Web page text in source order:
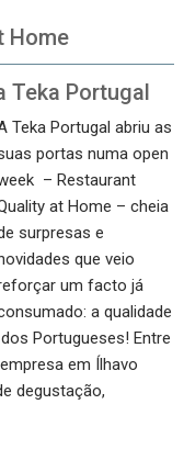
Home
Teka Portugal
Teka Portugal abriu as
portas numa open
– Restaurant
at Home – cheia
surpresas e
que veio
um facto já
a qualidade
Portugueses! Entre
em Ílhavo
degustação,